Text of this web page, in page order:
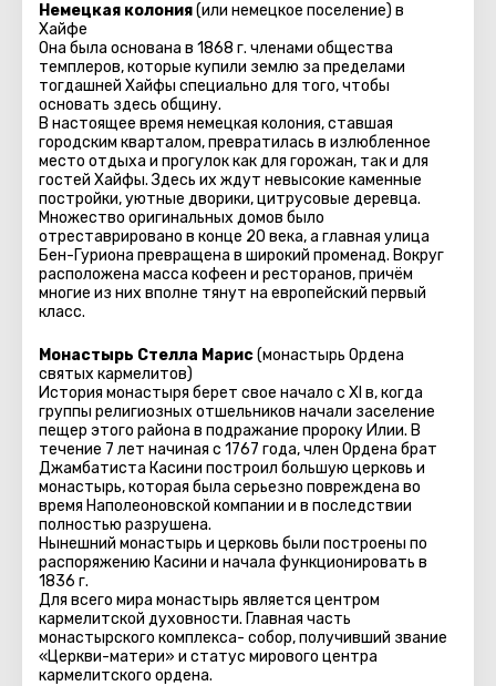
Немецкая колония(или немецкое поселение) в
Хайфе
Она была основана в 1868 г. членами общества
темплеров, которые купили землю за пределами
тогдашней Хайфы специально для того, чтобы
основать здесь общину.
В настоящее время немецкая колония, ставшая
городским кварталом, превратилась в излюбленное
место отдыха и прогулок как для горожан, так и для
гостей Хайфы. Здесь их ждут невысокие каменные
постройки, уютные дворики, цитрусовые деревца.
Множество оригинальных домов было
отреставрировано в конце 20 века, а главная улица
Бен-Гуриона превращена в широкий променад. Вокруг
расположена масса кофеен и ресторанов, причём
многие из них вполне тянут на европейский первый
класс.
Монастырь Стелла Марис(монастырь Ордена
святых кармелитов)
История монастыря берет свое начало с XI в, когда
группы религиозных отшельников начали заселение
пещер этого района в подражание пророку Илии. В
течение 7 лет начиная с 1767 года, член Ордена брат
Джамбатиста Касини построил большую церковь и
монастырь, которая была серьезно повреждена во
время Наполеоновской компании и в последствии
полностью разрушена.
Нынешний монастырь и церковь были построены по
распоряжению Касини и начала функционировать в
1836 г.
Для всего мира монастырь является центром
кармелитской духовности. Главная часть
монастырского комплекса- собор, получивший звание
«Церкви-матери» и статус мирового центра
кармелитского ордена.